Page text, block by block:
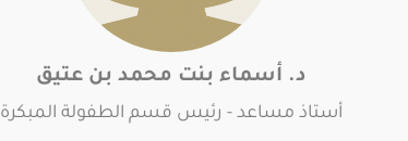
د. أسماء بنت محمد بن عتيق
أستاذ مساعد - رئيس قسم الطفولة المبكرة